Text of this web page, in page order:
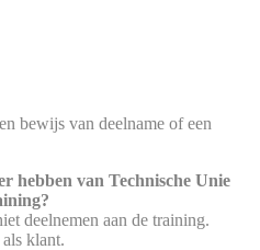
bewijs van deelname of een
hebben van Technische Unie
deelnemen aan de training.
klant.